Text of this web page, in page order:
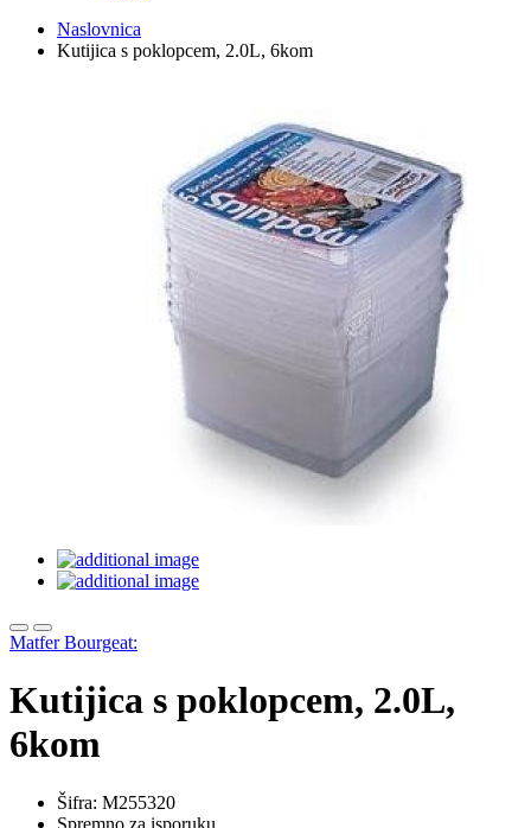
Naslovnica
Kutijica s poklopcem, 2.0L, 6kom
Matfer Bourgeat:
Kutijica s poklopcem, 2.0L,
6kom
Šifra: M255320
Spremno za isporuku